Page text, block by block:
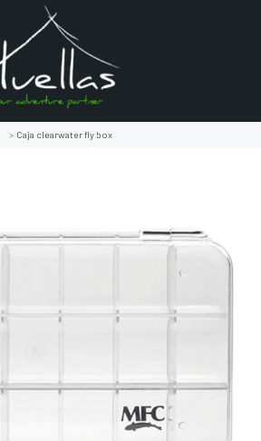
Caja clearwater fly box